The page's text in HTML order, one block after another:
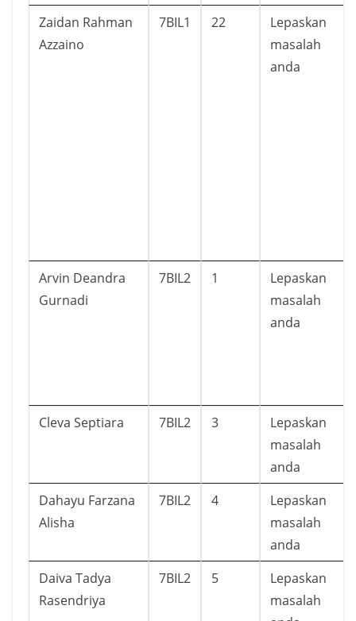
Zaidan Rahman
Azzaino
7BIL1 22
Lepaskan
masalah
anda
Arvin Deandra
Gurnadi
7BIL2 1
Lepaskan
masalah
anda
Cleva Septiara 7BIL2 3
Lepaskan
masalah
anda
Dahayu Farzana
Alisha
7BIL2 4
Lepaskan
masalah
anda
Daiva Tadya
Rasendriya
7BIL2 5
Lepaskan
masalah